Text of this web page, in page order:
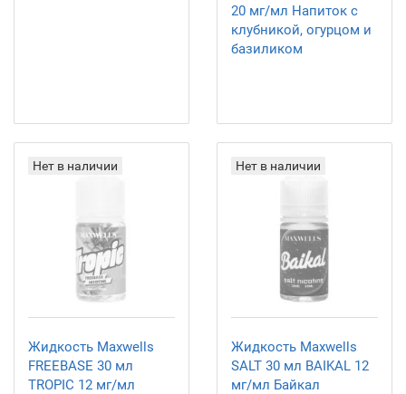
20 мг/мл Напиток с
клубникой, огурцом и
базиликом
Нет в наличии
Жидкость Maxwells
FREEBASE 30 мл
TROPIC 12 мг/мл
Нет в наличии
Жидкость Maxwells
SALT 30 мл BAIKAL 12
мг/мл Байкал